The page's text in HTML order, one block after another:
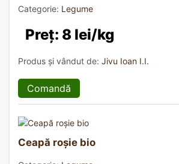
Categorie: Legume
Preț: 8 lei/kg
Produs și vândut de: Jivu Ioan I.I.
Comandă
Ceapă roșie bio